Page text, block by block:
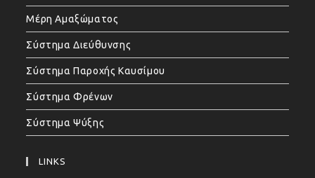
Μέρη Αμαξώματος
Σύστημα Διεύθυνσης
Σύστημα Παροχής Καυσίμου
Σύστημα Φρένων
Σύστημα Ψύξης
LINKS